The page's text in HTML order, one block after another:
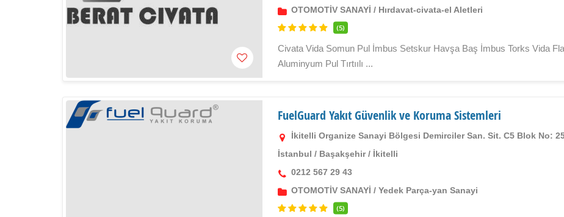
OTOMOTİV SANAYİ / Hırdavat-civata-el Aletleri
(5)
Civata Vida Somun Pul İmbus Setskur Havşa Baş İmbus Torks Vida
Aluminyum Pul Tırtıılı ...
FuelGuard Yakıt Güvenlik ve Koruma Sistemleri
İkitelli Organize Sanayi Bölgesi Demirciler San. Sit. C5 Blok No:
İstanbul / Başakşehir/ İkitelli
0212 567 29 43
OTOMOTİV SANAYİ /Yedek Parça-yan Sanayi
(5)